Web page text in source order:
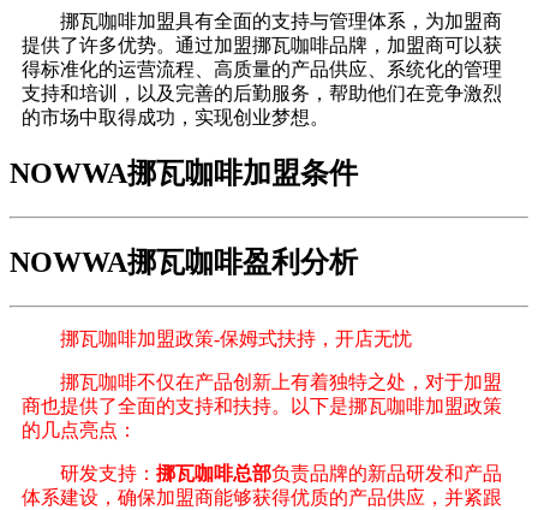
挪瓦咖啡加盟具有全面的支持与管理体系，为加盟商
提供了许多优势。通过加盟挪瓦咖啡品牌，加盟商可以获
得标准化的运营流程、高质量的产品供应、系统化的管理
支持和培训，以及完善的后勤服务，帮助他们在竞争激烈
的市场中取得成功，实现创业梦想。
NOWWA挪瓦咖啡加盟条件
NOWWA挪瓦咖啡盈利分析
挪瓦咖啡加盟政策-保姆式扶持，开店无忧
挪瓦咖啡不仅在产品创新上有着独特之处，对于加盟
商也提供了全面的支持和扶持。以下是挪瓦咖啡加盟政策
的几点亮点：
研发支持： 挪瓦咖啡总部负责品牌的新品研发和产品
体系建设，确保加盟商能够获得优质的产品供应，并紧跟